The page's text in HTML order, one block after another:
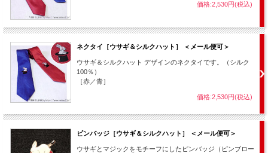
価格:2,530円(税込)
ネクタイ［ウサギ＆シルクハット］ ＜メール便可＞
ウサギ＆シルクハット デザインのネクタイです。（シルク
100％）
［赤／青］
価格:2,530円(税込)
ピンバッジ［ウサギ＆シルクハット］ ＜メール便可＞
ウサギとマジックをモチーフにしたピンバッジ（ピンブロー